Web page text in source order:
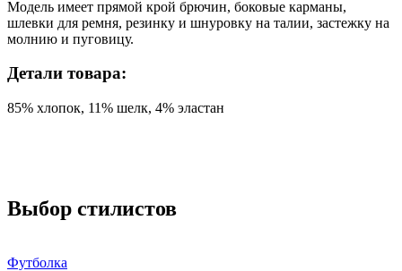
Модель имеет прямой крой брючин, боковые карманы,
шлевки для ремня, резинку и шнуровку на талии, застежку на
молнию и пуговицу.
Детали товара:
85% хлопок, 11% шелк, 4% эластан
Выбор стилистов
Футболка